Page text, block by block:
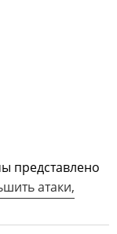
представлено
атаки,